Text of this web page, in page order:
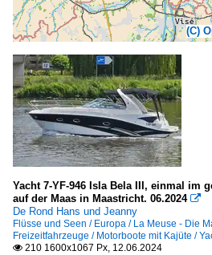
(C)
Yacht 7-YF-946 Isla Bela III, einmal im
auf der Maas in Maastricht. 06.2024 
De Rond Hans und Jeanny
Flüsse und Seen / Europa / La Meuse - Die
Freizeitfahrzeuge / Motorboote mit Kajüte /
 210 1600x1067 Px, 12.06.2024